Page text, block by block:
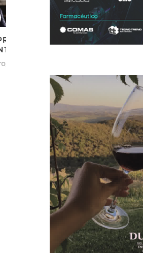
EL CRÍTICO INGLÉS TIM ATKIN